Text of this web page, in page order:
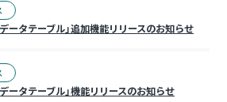
ータテーブル」追加機能リリースのお知らせ
ータテーブル」機能リリースのお知らせ